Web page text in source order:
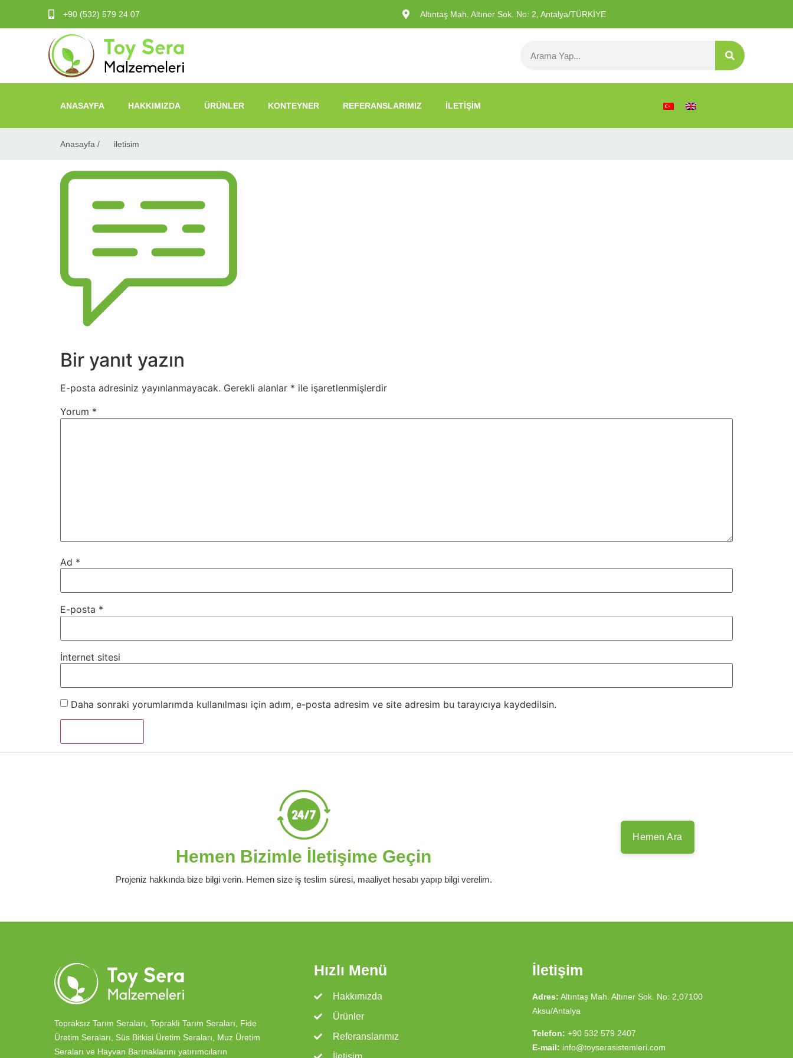
+90 (532) 579 24 07 Altıntaş Mah. Altıner Sok. No: 2, Antalya/TÜRKİYE
ANASAYFA HAKKIMIZDA ÜRÜNLER KONTEYNER REFERANSLARIMIZ İLETIŞIM
Anasayfa / iletisim
Bir yanıt yazın
E-posta adresiniz yayınlanmayacak. Gerekli alanlar * ile işaretlenmişlerdir
Yorum *
Ad *
E-posta *
İnternet sitesi
Daha sonraki yorumlarımda kullanılması için adım, e-posta adresim ve site adresim bu tarayıcıya kaydedilsin.
Hemen Bizimle İletişime Geçin
Projeniz hakkında bize bilgi verin. Hemen size iş teslim süresi, maaliyet hesabı yapıp bilgi verelim.
Hemen Ara
Topraksız Tarım Seraları, Topraklı Tarım Seraları, Fide
Üretim Seraları, Süs Bitkisi Üretim Seraları, Muz Üretim
Seraları ve Hayvan Barınaklarını yatırımcıların
Hızlı Menü
Hakkımızda
Ürünler
Referanslarımız
İletişim
Adres: Altıntaş Mah. Altıner Sok. No: 2,07100
Aksu/Antalya
Telefon: +90 532 579 2407
E-mail: info@toyserasistemleri.com